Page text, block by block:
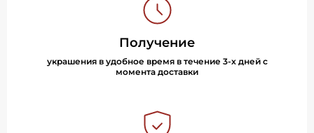
Получение
украшения в удобное время в течение 3-х дней с
момента доставки